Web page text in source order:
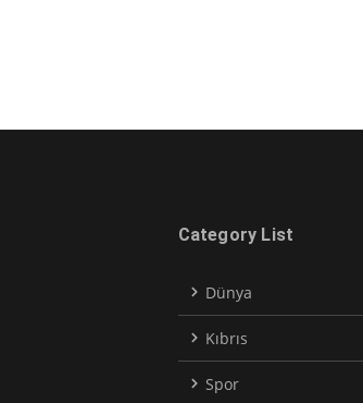
Category List
Dünya
Kıbrıs
Spor